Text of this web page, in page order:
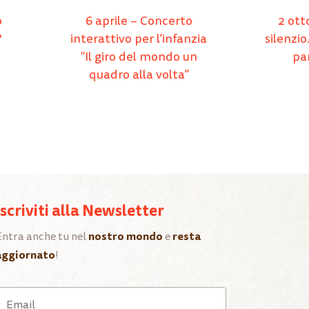
6 aprile – Concerto
interattivo per l’infanzia
“Il giro del mondo un
quadro alla volta”
2
alla Newsletter
anche tu nel nostro mondo e resta
!